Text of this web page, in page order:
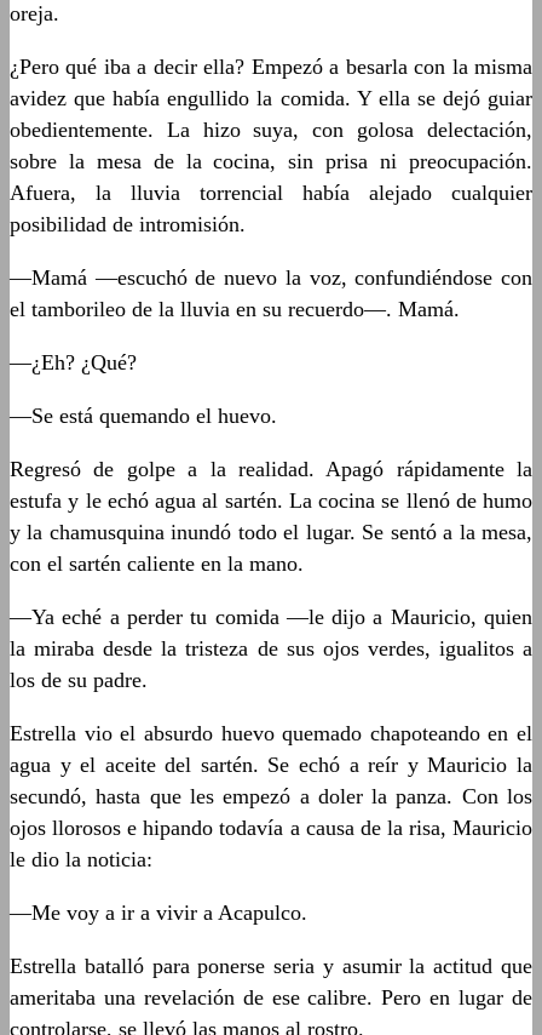
oreja.
¿Pero qué iba a decir ella? Empezó a besarla con la misma
avidez que había engullido la comida. Y ella se dejó guiar
obedientemente. La hizo suya, con golosa delectación,
sobre la mesa de la cocina, sin prisa ni preocupación.
Afuera, la lluvia torrencial había alejado cualquier
posibilidad de intromisión.
—Mamá —escuchó de nuevo la voz, confundiéndose con
el tamborileo de la lluvia en su recuerdo—. Mamá.
—¿Eh? ¿Qué?
—Se está quemando el huevo.
Regresó de golpe a la realidad. Apagó rápidamente la
estufa y le echó agua al sartén. La cocina se llenó de humo
y la chamusquina inundó todo el lugar. Se sentó a la mesa,
con el sartén caliente en la mano.
—Ya eché a perder tu comida —le dijo a Mauricio, quien
la miraba desde la tristeza de sus ojos verdes, igualitos a
los de su padre.
Estrella vio el absurdo huevo quemado chapoteando en el
agua y el aceite del sartén. Se echó a reír y Mauricio la
secundó, hasta que les empezó a doler la panza. Con los
ojos llorosos e hipando todavía a causa de la risa, Mauricio
le dio la noticia:
—Me voy a ir a vivir a Acapulco.
Estrella batalló para ponerse seria y asumir la actitud que
ameritaba una revelación de ese calibre. Pero en lugar de
controlarse, se llevó las manos al rostro.